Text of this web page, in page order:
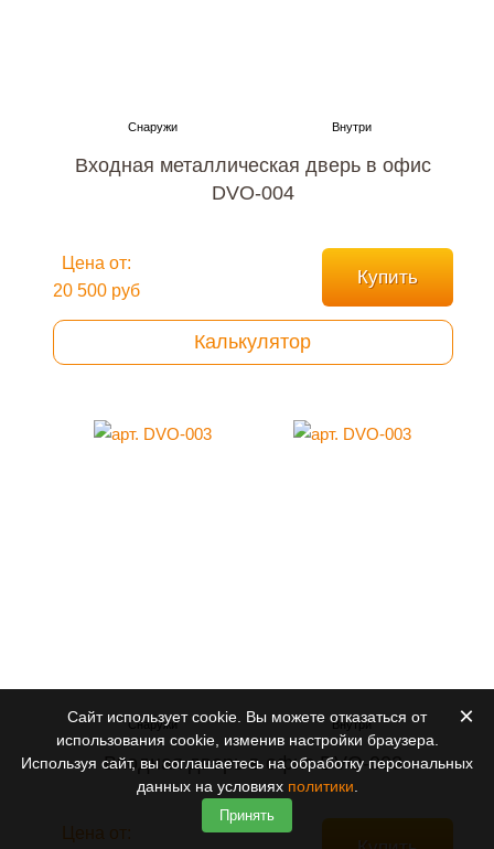
Входная металлическая дверь в офис
DVO-004
Цена от:
20 500 руб
Купить
Калькулятор
Входная дверь в офис DVO-003
Цена от:
Сайт использует cookie. Вы можете отказаться от
использования cookie, изменив настройки браузера.
Используя сайт, вы соглашаетесь на обработку персональных
данных на условиях политики
Принять
×